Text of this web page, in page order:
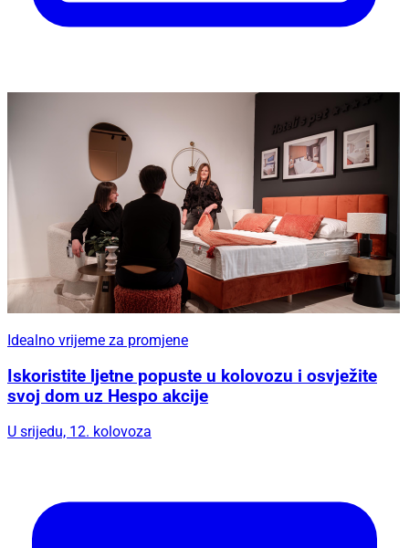
Idealno vrijeme za promjene
Iskoristite ljetne popuste u kolovozu i osvježite
svoj dom uz Hespo akcije
U srijedu, 12. kolovoza